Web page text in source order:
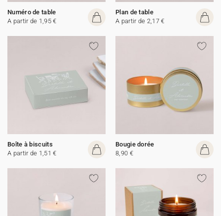
Numéro de table
A partir de 1,95 €
Plan de table
A partir de 2,17 €
Boîte à biscuits
A partir de 1,51 €
Bougie dorée
8,90 €